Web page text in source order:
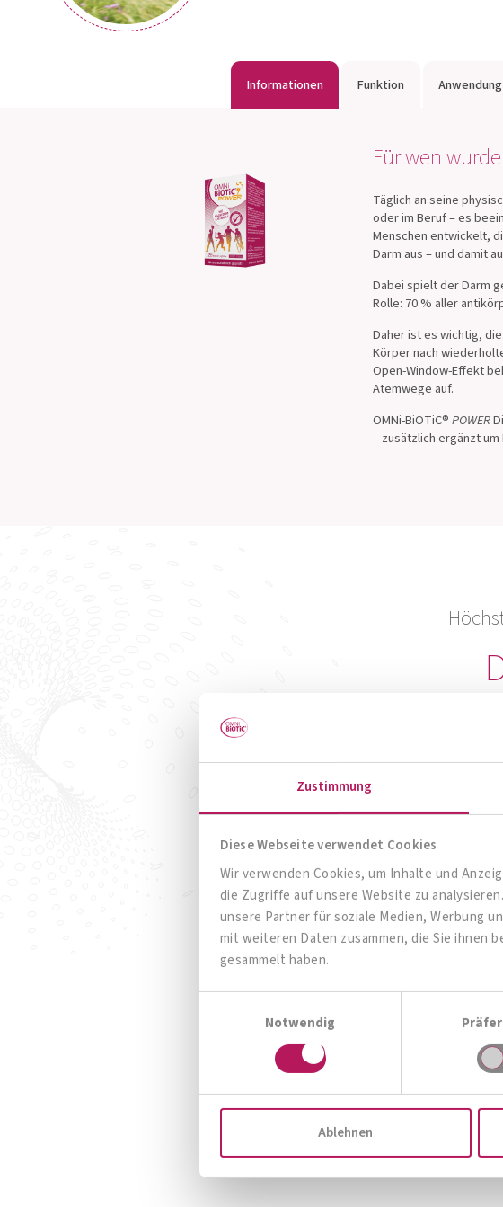
Zustimmung
Diese Webseite verwendet Cookies
Wir verwenden Cookies, um Inhalte und
die Zugriffe auf unsere Website zu
unsere Partner für soziale Medien, Werbung
mit weiteren Daten zusammen, die Sie ihnen
gesammelt haben.
Notwendig
Ablehnen
Informationen Funktion Anwendung
Für wen
Täglich an seine
oder im Beruf – es
Menschen entwickelt,
Darm aus – und damit
Dabei spielt der Darm
Rolle: 70 % aller
Daher ist es wichtig,
Körper nach
Open-Window-Effekt
Atemwege auf.
OMNi-BiOTiC®POWER
– zusätzlich ergänzt
OMNi-BiOTiC® SR-9 mit B-
Vitaminen